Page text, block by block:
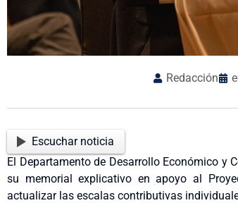
Redacción
Escuchar noticia
El Departamento de Desarrollo Económico y
su memorial explicativo en apoyo al
actualizar las escalas contributivas